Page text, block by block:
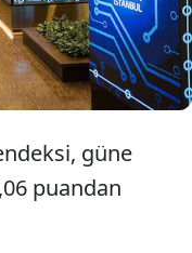
güne
puandan